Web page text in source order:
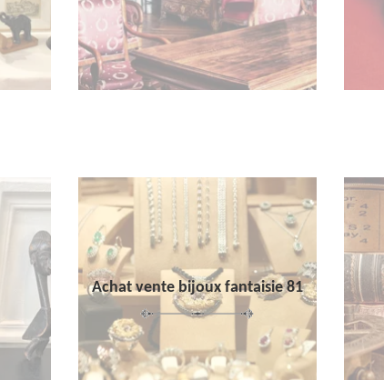
Achat vente bijoux fantaisie 81